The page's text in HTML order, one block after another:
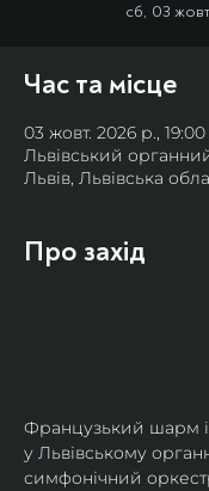
сб, 03
Час та місце
03 жовт. 2026 р.,
Львівський
Львів, Львівська
Про захід
Французький шарм
у Львівському
симфонічний